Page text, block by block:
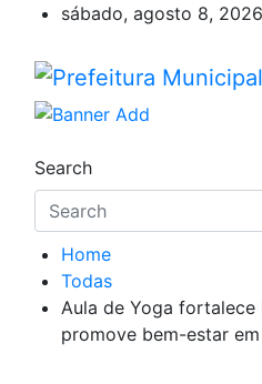
content
sábado, agosto 8, 2026
Prefeitura
Prefeitura Municipal
Search
Home
Todas
Aula de Yoga fortalece
promove bem-estar